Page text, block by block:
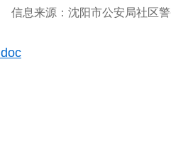
信息来源：沈阳市公安局社区